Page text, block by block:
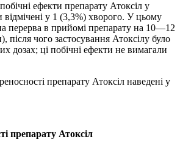
ефекти препарату Атоксіл у
відмічені у 1 (3,3%) хворого. У цьому
перерва в прийомі препарату на 10—12
чого застосування Атоксілу було
дозах; ці побічні ефекти не вимагали
препарату Атоксіл наведені у
препарату Атоксіл